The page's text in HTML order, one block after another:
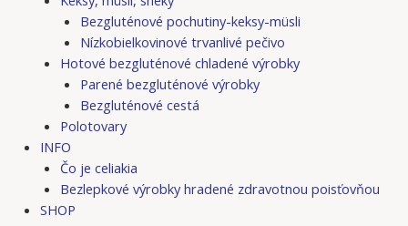
Bezgluténové pochutiny-keksy-müsli
Nízkobielkovinové trvanlivé pečivo
Hotové bezgluténové chladené výrobky
Parené bezgluténové výrobky
Bezgluténové cestá
Polotovary
INFO
Čo je celiakia
Bezlepkové výrobky hradené zdravotnou poisťovňou
SHOP